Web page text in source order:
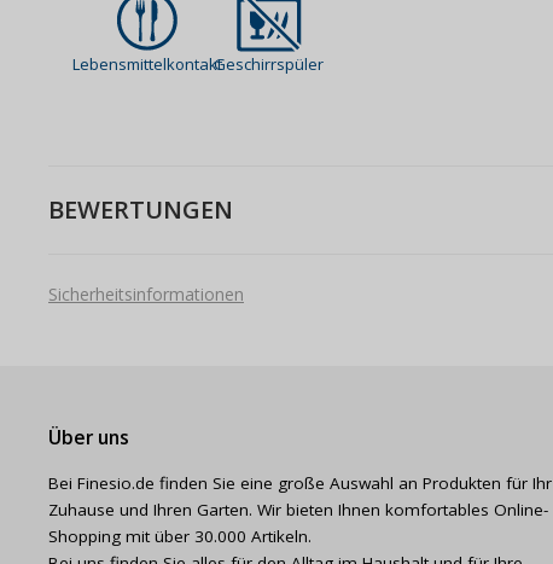
LebensmittelkontaktGeschirrspüler
BEWERTUNGEN
Sicherheitsinformationen
Über uns
Bei Finesio.de finden Sie eine große Auswahl an Produkten für Ihr
Zuhause und Ihren Garten. Wir bieten Ihnen komfortables Online-
Shopping mit über 30.000 Artikeln.